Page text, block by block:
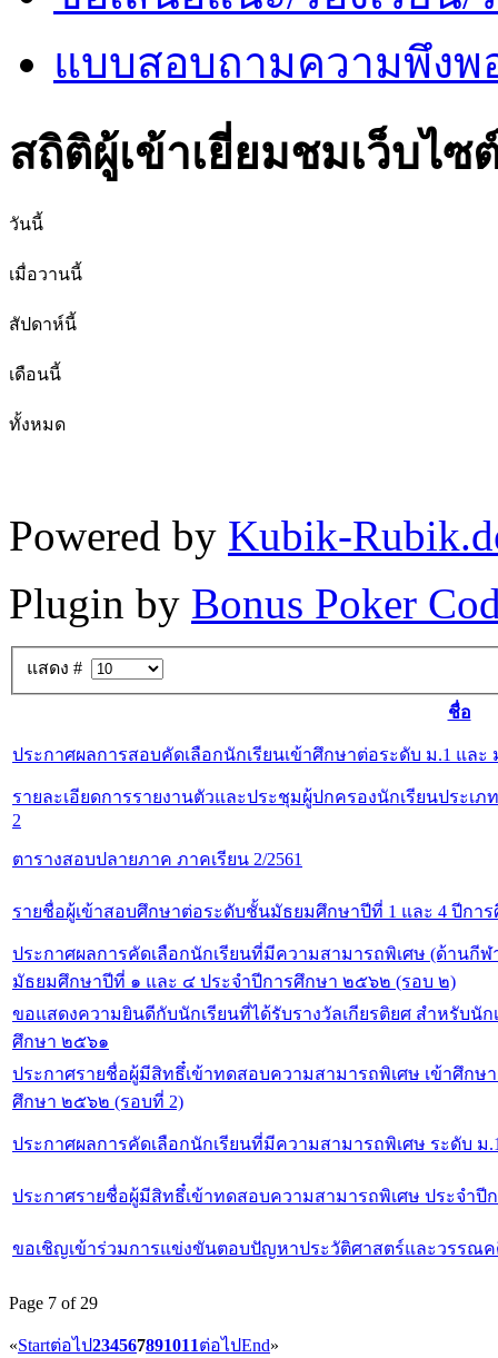
แบบสอบถามความพึงพ
สถิติผู้เข้าเยี่ยมชมเว็บไซ
วันนี้
เมื่อวานนี้
สัปดาห์นี้
เดือนนี้
ทั้งหมด
Powered by Kubik-
Plugin by Bonus Poker
แสดง #
ชื่อ
ประกาศผลการสอบคัดเลือกนักเรียนเข้าศึกษาต่อระดับ ม.1 และ
รายละเอียดการรายงานตัวและประชุมผู้ปกครองนักเรียนประเ
2
ตารางสอบปลายภาค ภาคเรียน 2/2561
รายชื่อผู้เข้าสอบศึกษาต่อระดับชั้นมัธยมศึกษาปีที่ 1 และ 4 ปีการ
ประกาศผลการคัดเลือกนักเรียนที่มีความสามารถพิเศษ (ด้านกี
มัธยมศึกษาปีที่ ๑ และ ๔ ประจำปีการศึกษา ๒๕๖๒ (รอบ ๒)
ขอแสดงความยินดีกับนักเรียนที่ได้รับรางวัลเกียรติยศ สำหรับ
ศึกษา ๒๕๖๑
ประกาศรายชื่อผู้มีสิทธึ๋เข้าทดสอบความสามารถพิเศษ เข้าศึก
ศึกษา ๒๕๖๒ (รอบที่ 2)
ประกาศผลการคัดเลือกนักเรียนที่มีความสามารถพิเศษ ระดับ ม
ประกาศรายชื่อผู้มีสิทธึ๋เข้าทดสอบความสามารถพิเศษ ประจำปี
ขอเชิญเข้าร่วมการแข่งขันตอบปัญหาประวัติศาสตร์และวรรณค
Page 7 of 29
«Startต่อไป234567891011ต่อไปEnd»